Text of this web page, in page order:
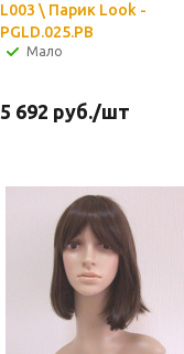
L003 \ Парик Look -
PGLD.025.PB
Мало
5 692 руб./шт